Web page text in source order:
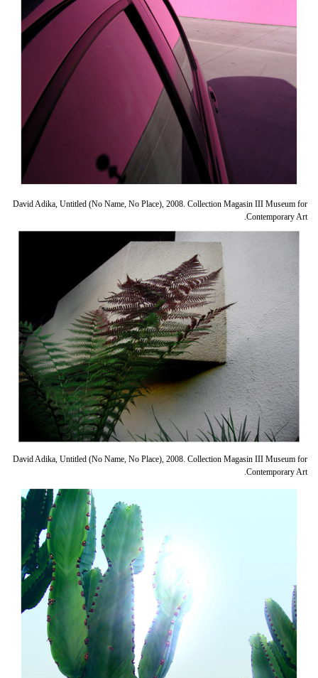
David Adika, Untitled (No Name, No Place), 2008. Collection Magasin III Museum for
Contemporary Art.
David Adika, Untitled (No Name, No Place), 2008. Collection Magasin III Museum for
Contemporary Art.